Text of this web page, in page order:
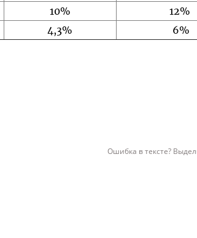
10%
12%
4,3% 6%
Ошибка в тексте?